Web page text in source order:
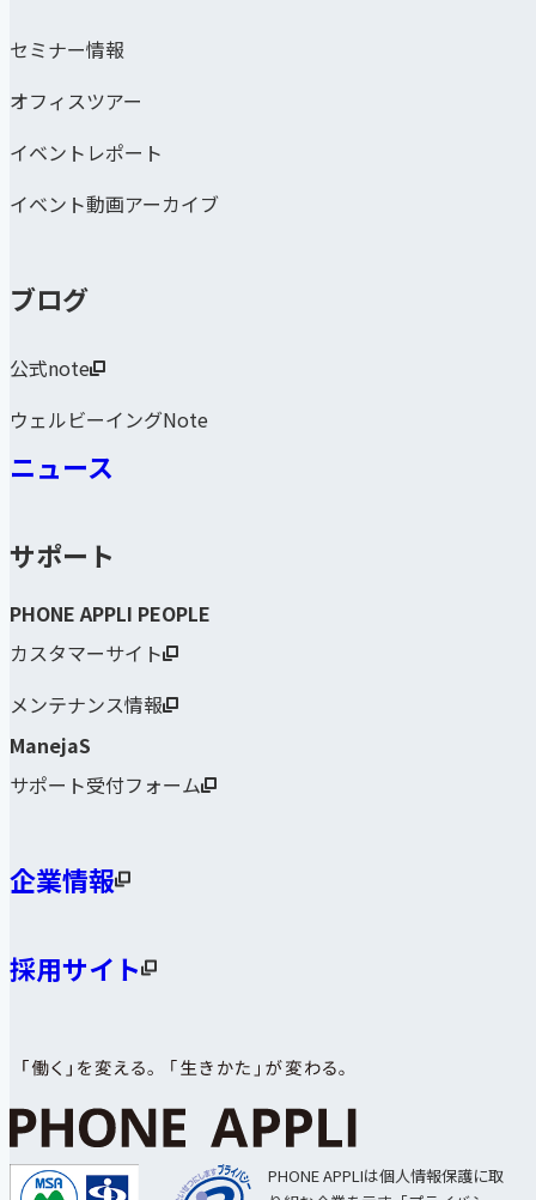
セミナー情報
オフィスツアー
イベントレポート
イベント動画アーカイブ
ブログ
公式note
ウェルビーイングNote
ニュース
サポート
PHONE APPLI PEOPLE
カスタマーサイト
メンテナンス情報
ManejaS
サポート受付フォーム
企業情報
採用サイト
PHONE APPLIは個人情報保護に取